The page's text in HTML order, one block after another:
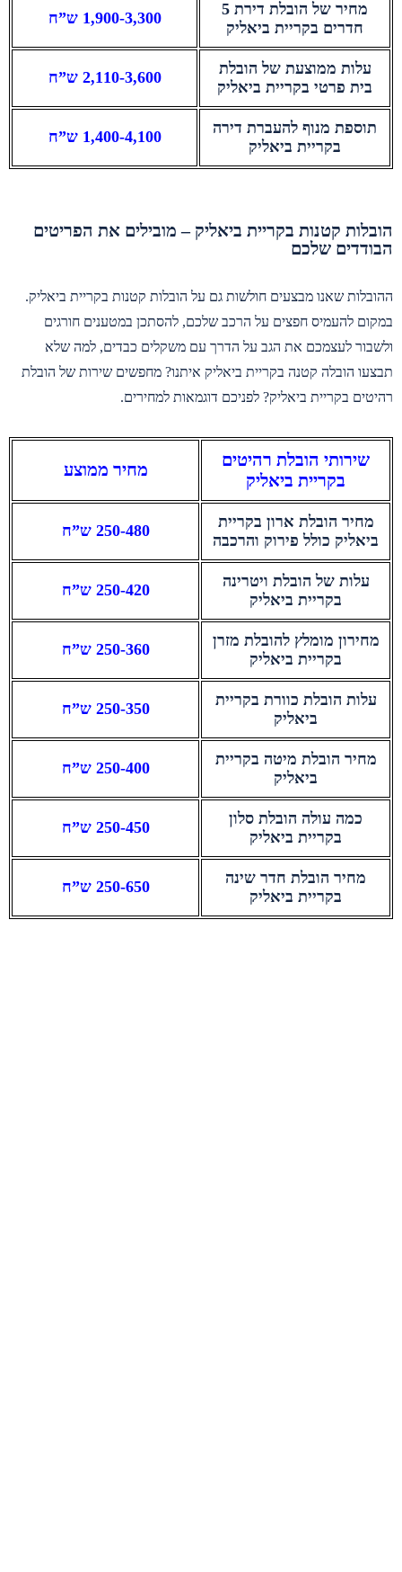
מחיר של הובלת דירת 5
חדרים בקריית ביאליק
1,900-3,300 ש”ח
עלות ממוצעת של הובלת
בית פרטי בקריית ביאליק
2,110-3,600 ש”ח
תוספת מנוף להעברת דירה
בקריית ביאליק
1,400-4,100 ש”ח
הובלות קטנות בקריית ביאליק – מובילים את הפריטים
הבודדים שלכם
ההובלות שאנו מבצעים חולשות גם על הובלות קטנות בקריית ביאליק.
במקום להעמיס חפצים על הרכב שלכם, להסתכן במטענים חורגים
ולשבור לעצמכם את הגב על הדרך עם משקלים כבדים, למה שלא
תבצעו הובלה קטנה בקריית ביאליק איתנו? מחפשים שירות של הובלת
רהיטים בקריית ביאליק? לפניכם דוגמאות למחירים.
שירותי הובלת רהיטים
בקריית ביאליק
מחיר ממוצע
מחיר הובלת ארון בקריית
ביאליק כולל פירוק והרכבה
250-480 ש”ח
עלות של הובלת ויטרינה
בקריית ביאליק
250-420 ש”ח
מחירון מומלץ להובלת מזרן
בקריית ביאליק
250-360 ש”ח
עלות הובלת כוורת בקריית
ביאליק
250-350 ש”ח
מחיר הובלת מיטה בקריית
ביאליק
250-400 ש”ח
כמה עולה הובלת סלון
בקריית ביאליק
250-450 ש”ח
מחיר הובלת חדר שינה
בקריית ביאליק
250-650 ש”ח